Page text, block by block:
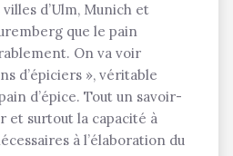
d’Ulm, Munich et
que le pain
On va voir
d’épiciers », véritable
d’épice. Tout un savoir-
et surtout la capacité à
à l’élaboration du